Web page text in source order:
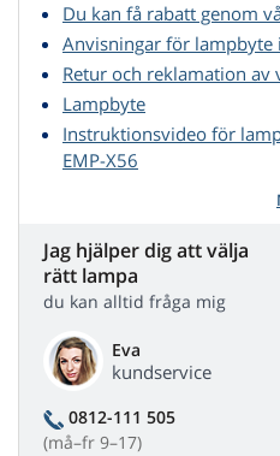
Du kan få rabatt genom
Anvisningar för lampbyte
Retur och reklamation av
Lampbyte
Instruktionsvideo för
EMP-X56
Jag hjälper dig att välja
rätt lampa
du kan alltid fråga mig
Eva
kundservice
0812-111 505
(må–fr 9–17)